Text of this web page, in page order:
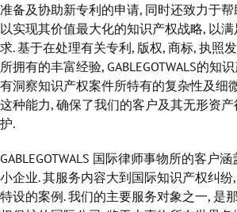
准备及协助新专利的申请, 同时还致力于
以实现其价值最大化的知识产权战略, 以
求. 基于在处理有关专利, 版权, 商标, 执照
所拥有的丰富经验, GABLEGOTWALS的知
有洞察知识产权案件所特有的复杂性及细
这种能力, 确保了我们的客户及其无形资
护.
GABLEGOTWALS 国际律师事物所的客户
小企业. 其服务内容大到国际知识产权纠
特设的案例. 我们的主要服务对象之一, 是